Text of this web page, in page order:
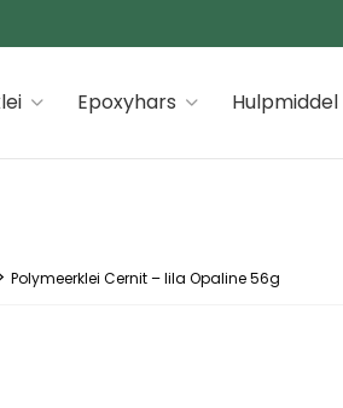
créations premiums
Epoxyhars Hulpmiddel
Polymeerklei Cernit – lila Opaline 56g